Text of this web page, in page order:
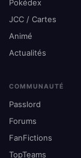
Pokédex
JCC / Cartes
Animé
Actualités
COMMUNAUTÉ
Passlord
Forums
FanFictions
TopTeams